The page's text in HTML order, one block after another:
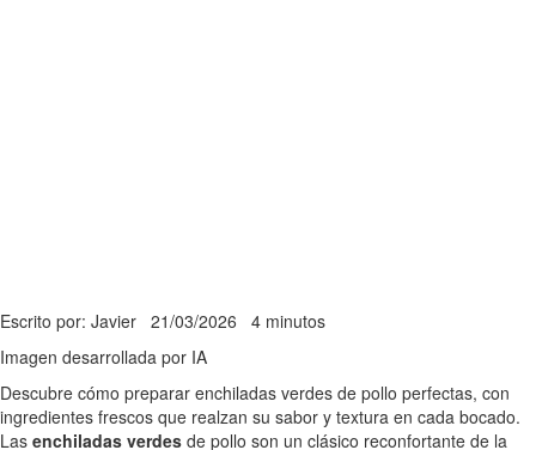
Escrito por: Javier 21/03/2026 4 minutos
Imagen desarrollada por IA
Descubre cómo preparar enchiladas verdes de pollo perfectas, con
ingredientes frescos que realzan su sabor y textura en cada bocado.
Las enchiladas verdes de pollo son un clásico reconfortante de la